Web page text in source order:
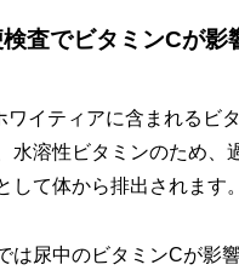
査でビタミンCが影
ワイティアに含まれるビ
水溶性ビタミンのため、
して体から排出されます。
は尿中のビタミンCが影